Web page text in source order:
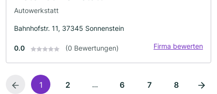
Autowerkstatt
Bahnhofstr. 11, 37345 Sonnenstein
0.0 (0 Bewertungen) Firma bewerten
1 2 ... 6 7 8